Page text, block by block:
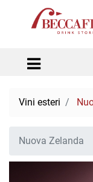
Open menu
Vini esteri
Nuova Zelanda